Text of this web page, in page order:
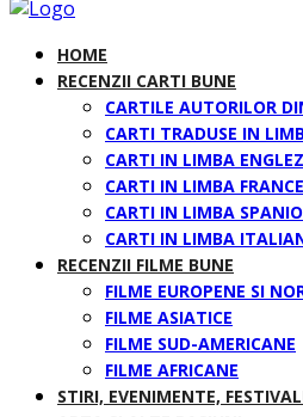
HOME
RECENZII CARTI BUNE
CARTILE AUTORILOR
CARTI TRADUSE IN
CARTI IN LIMBA
CARTI IN LIMBA
CARTI IN LIMBA
CARTI IN LIMBA
RECENZII FILME BUNE
FILME EUROPENE SI
FILME ASIATICE
FILME SUD-AMERICANE
FILME AFRICANE
STIRI, EVENIMENTE,